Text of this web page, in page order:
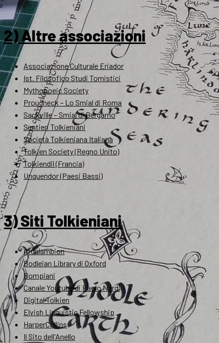
2) Altre associazioni
Associazione Culturale Eriador
Ist. Filosofico Studi Tomistici
Mythopoeic Society
Proudneck – Lo Smial di Roma
Sackville – Smial di Bergamo
Sentieri Tolkieniani
Società Tolkieniana Italiana
Tolkien Society (Regno Unito)
Tolkiendil (Francia)
Unquendor (Paesi Bassi)
3) Siti Tolkieniani
Ardalambion
Bodleian Library di Oxford
Bompiani
Canale Youtube di Paolo Nardi
Digital Tolkien
Elvish Linguistic Fellowship
HarperCollins
Il Sito dell'Anello